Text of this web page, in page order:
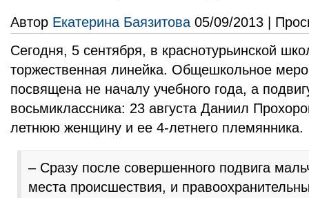
Автор Екатерина Баязитова 05/09/2013 |
Сегодня, 5 сентября, в краснотурьинской
торжественная линейка. Общешкольное
посвящена не началу учебного года, а
восьмиклассника: 23 августа Даниил
летнюю женщину и ее 4-летнего племянника.
– Сразу после совершенного подвига
места происшествия, и